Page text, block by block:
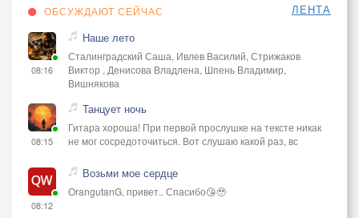
ОБСУЖДАЮТ СЕЙЧАС ЛЕНТА
08:16
Наше лето
Сталинградский Саша, Ивлев Василий, Стрижаков
Виктор , Денисова Владлена, Шпень Владимир,
Вишнякова
08:15
Танцует ночь
Гитара хороша! При первой прослушке на тексте никак
не мог сосредоточиться. Вот слушаю какой раз, вс
08:12
Возьми мое сердце
OrangutanG, привет.. Спасибо😘🥹